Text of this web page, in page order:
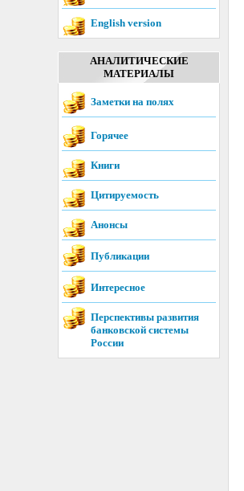
English version
АНАЛИТИЧЕСКИЕ
МАТЕРИАЛЫ
Заметки на полях
Горячее
Книги
Цитируемость
Анонсы
Публикации
Интересное
Перспективы развития
банковской системы
России